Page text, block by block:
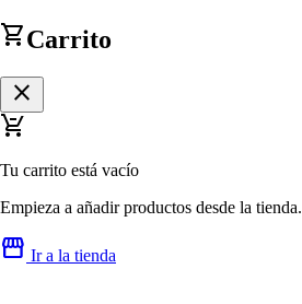
shopping_cartCarrito
close
remove_shopping_cart
Tu carrito está vacío
Empieza a añadir productos desde la tienda.
storefront Ir a la tienda